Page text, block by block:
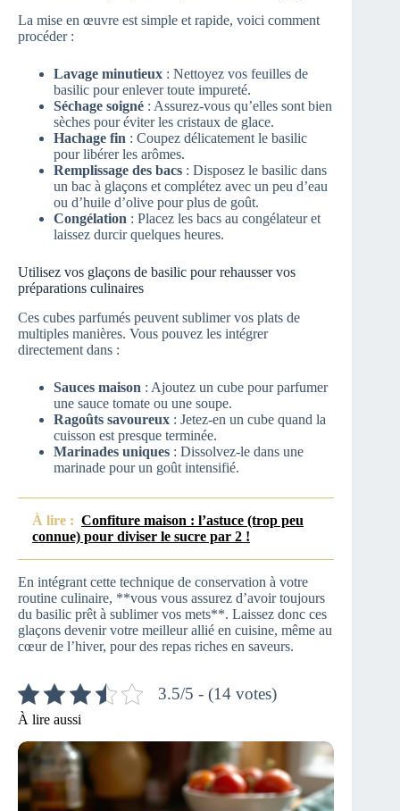
La mise en œuvre est simple et rapide, voici comment
procéder :
Lavage minutieux : Nettoyez vos feuilles de
basilic pour enlever toute impureté.
Séchage soigné : Assurez-vous qu’elles sont bien
sèches pour éviter les cristaux de glace.
Hachage fin : Coupez délicatement le basilic
pour libérer les arômes.
Remplissage des bacs : Disposez le basilic dans
un bac à glaçons et complétez avec un peu d’eau
ou d’huile d’olive pour plus de goût.
Congélation : Placez les bacs au congélateur et
laissez durcir quelques heures.
Utilisez vos glaçons de basilic pour rehausser vos
préparations culinaires
Ces cubes parfumés peuvent sublimer vos plats de
multiples manières. Vous pouvez les intégrer
directement dans :
Sauces maison : Ajoutez un cube pour parfumer
une sauce tomate ou une soupe.
Ragoûts savoureux : Jetez-en un cube quand la
cuisson est presque terminée.
Marinades uniques : Dissolvez-le dans une
marinade pour un goût intensifié.
À lire : Confiture maison : l’astuce (trop peu
connue) pour diviser le sucre par 2 !
En intégrant cette technique de conservation à votre
routine culinaire, **vous vous assurez d’avoir toujours
du basilic prêt à sublimer vos mets**. Laissez donc ces
glaçons devenir votre meilleur allié en cuisine, même au
cœur de l’hiver, pour des repas riches en saveurs.
3.5/5 - (14 votes)
À lire aussi